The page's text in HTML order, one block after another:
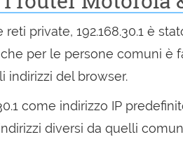
private, 192.168.30.1 è
per le persone comuni è
indirizzi del browser.
come indirizzo IP
diversi da quelli